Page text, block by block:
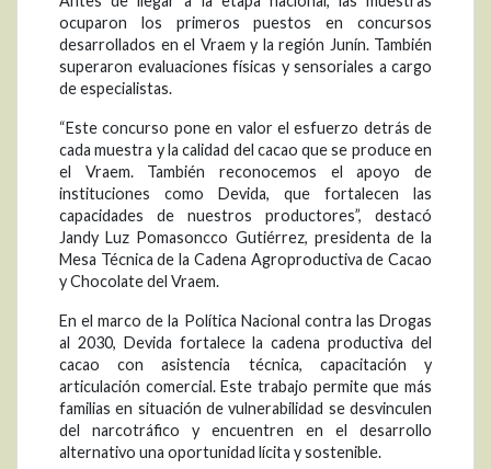
ocuparon los primeros puestos en concursos
desarrollados en el Vraem y la región Junín. También
superaron evaluaciones físicas y sensoriales a cargo
de especialistas.
“Este concurso pone en valor el esfuerzo detrás de
cada muestra y la calidad del cacao que se produce en
el Vraem. También reconocemos el apoyo de
instituciones como Devida, que fortalecen las
capacidades de nuestros productores”, destacó
Jandy Luz Pomasoncco Gutiérrez, presidenta de la
Mesa Técnica de la Cadena Agroproductiva de Cacao
y Chocolate del Vraem.
En el marco de la Política Nacional contra las Drogas
al 2030, Devida fortalece la cadena productiva del
cacao con asistencia técnica, capacitación y
articulación comercial. Este trabajo permite que más
familias en situación de vulnerabilidad se desvinculen
del narcotráfico y encuentren en el desarrollo
alternativo una oportunidad lícita y sostenible.